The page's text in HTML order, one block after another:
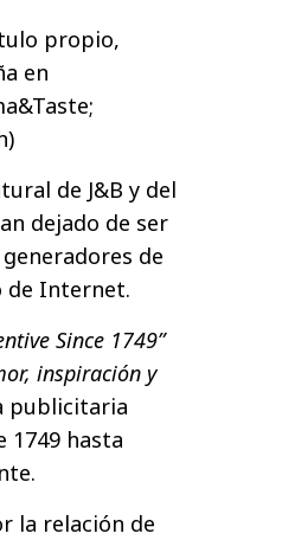
propio,
en
de J&B y del
dejado de ser
de
de Internet.
Since 1749”
inspiración y
publicitaria
1749 hasta
la relación de